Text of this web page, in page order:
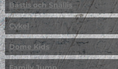
Bästis och Snällis
Cykel
Dome Kids